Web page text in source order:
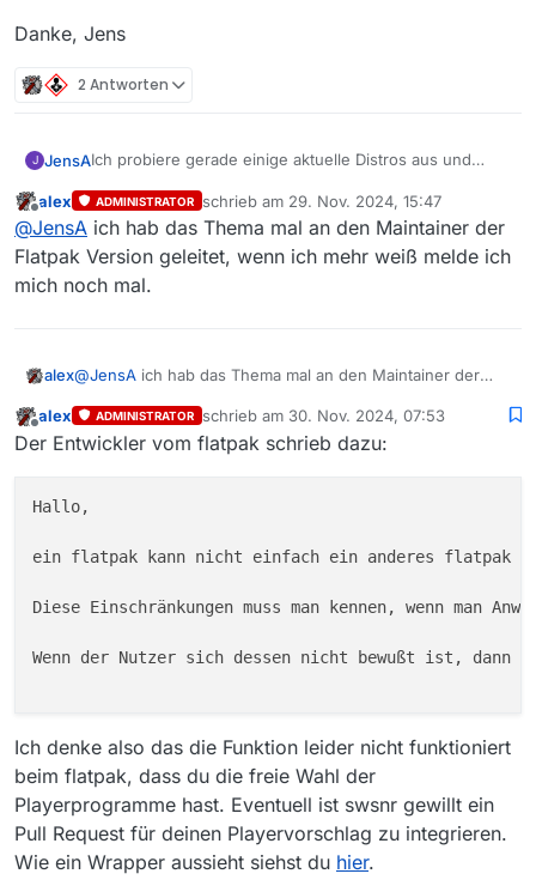
Danke, Jens
2 Antworten
J JensAIch probiere gerade einige aktuelle Distros aus und
immer als Flatpak installiert wird.
Direkt nach Installation wurde erstmal gar kein Video
abgespielt bis ich verstanden habe dass der “default”
VLC durch eine Flatpak-Installation ersetzt werden
muss. Ok.
Nun würde ich gerne Clapper als Player nutzen. Kommt
auch als Flatpak aufs System.
Der läßt sich von Konsole mittels
starten
Also habe ich das mal in den Einstellungen für den
Player im MediathekView hinterlegt. Aber leider …
. =====================
. Fehler beim Starten
at java.base/
at java.base/
Danke, Jens
Offline
alex ADMINISTRATOR schrieb am 29. Nov. 2024, 15:47
zuletzt editiert von
@JensA ich hab das Thema mal an den Maintainer der
Flatpak Version geleitet, wenn ich mehr weiß melde ich
mich noch mal.
alex@JensA ich hab das Thema mal an den Maintainer der
mich noch mal.
Offline
alex ADMINISTRATOR schrieb am 30. Nov. 2024, 07:53
zuletzt editiert von
Der Entwickler vom flatpak schrieb dazu:
Hallo,
ein flatpak kann nicht einfach ein anderes flatpak
Diese Einschränkungen muss man kennen, wenn man
Wenn der Nutzer sich dessen nicht bewußt ist, dann
Ich denke also das die Funktion leider nicht funktioniert
beim flatpak, dass du die freie Wahl der
Playerprogramme hast. Eventuell ist swsnr gewillt ein
Pull Request für deinen Playervorschlag zu integrieren.
Wie ein Wrapper aussieht siehst du hier.